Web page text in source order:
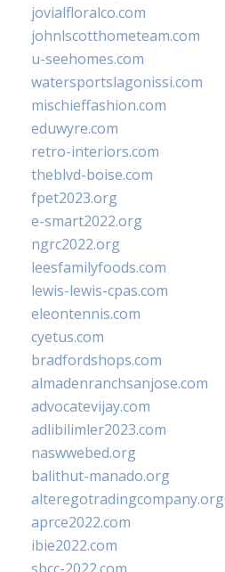
jovialfloralco.com
johnlscotthometeam.com
u-seehomes.com
watersportslagonissi.com
mischieffashion.com
eduwyre.com
retro-interiors.com
theblvd-boise.com
fpet2023.org
e-smart2022.org
ngrc2022.org
leesfamilyfoods.com
lewis-lewis-cpas.com
eleontennis.com
cyetus.com
bradfordshops.com
almadenranchsanjose.com
advocatevijay.com
adlibilimler2023.com
naswwebed.org
balithut-manado.org
alteregotradingcompany.org
aprce2022.com
ibie2022.com